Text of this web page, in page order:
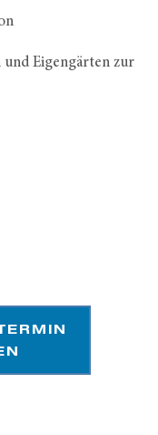
Eigengärten zur